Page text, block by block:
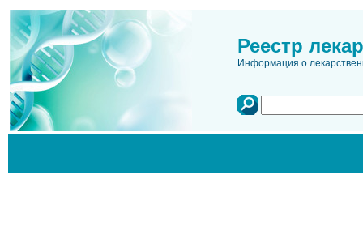
Реестр
Информация о